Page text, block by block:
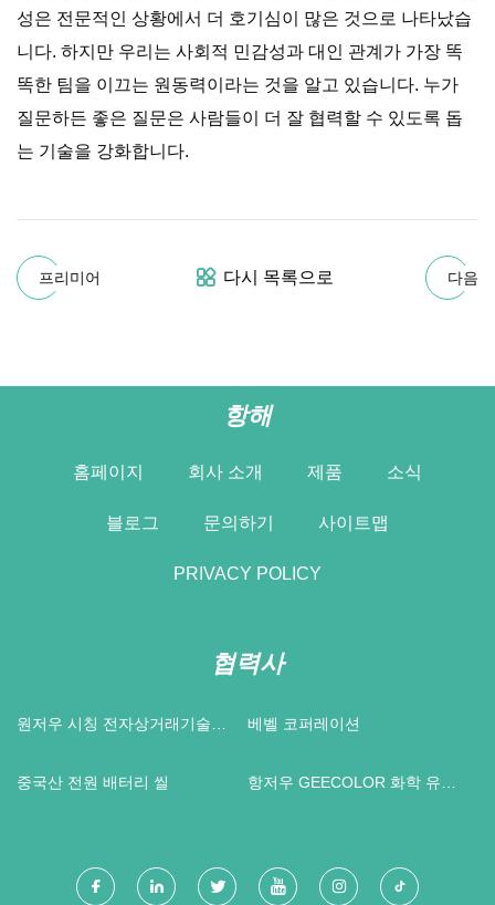
성은 전문적인 상황에서 더 호기심이 많은 것으로 나타났습
니다. 하지만 우리는 사회적 민감성과 대인 관계가 가장 똑
똑한 팀을 이끄는 원동력이라는 것을 알고 있습니다. 누가
질문하든 좋은 질문은 사람들이 더 잘 협력할 수 있도록 돕
는 기술을 강화합니다.
프리미어 다시 목록으로 다음
항해
홈페이지 회사 소개 제품 소식
블로그 문의하기 사이트맵
PRIVACY POLICY
협력사
원저우 시칭 전자상거래기술유
베벨 코퍼레이션
중국산 전원 배터리 씰
항저우 GEECOLOR 화학 유한